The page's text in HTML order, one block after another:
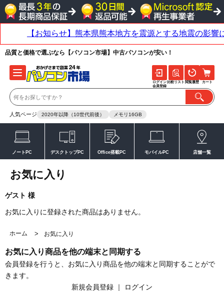
品質と価格で選ぶなら【パソコン市場】中古パソコンが安い！
人気ページ 2020年以降（10世代前後） メモリ16GB
ログイン
会員登録
比較リスト 閲覧履歴 カート
ノートPC デスクトップPC Office搭載PC モバイルPC 店舗一覧
お気に入り
ゲスト 様
お気に入りに登録された商品はありません。
ホーム > お気に入り
お気に入り商品を他の端末と同期する
会員登録を行うと、お気に入り商品を他の端末と同期することがで
きます。
新規会員登録 ｜ ログイン